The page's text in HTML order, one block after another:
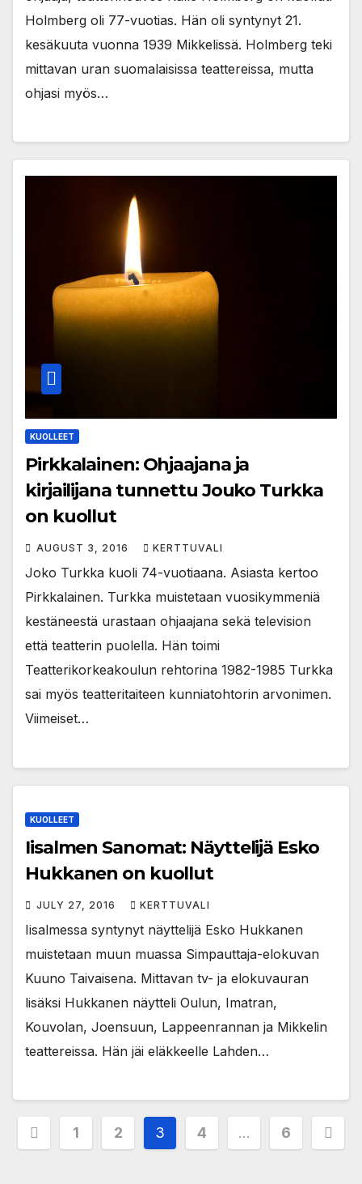
Holmberg oli 77-vuotias. Hän oli syntynyt 21.
kesäkuuta vuonna 1939 Mikkelissä. Holmberg teki
mittavan uran suomalaisissa teattereissa, mutta
ohjasi myös…
KUOLLEET
Pirkkalainen: Ohjaajana ja
kirjailijana tunnettu Jouko Turkka
on kuollut
AUGUST 3, 2016 KERTTUVALI
Joko Turkka kuoli 74-vuotiaana. Asiasta kertoo
Pirkkalainen. Turkka muistetaan vuosikymmeniä
kestäneestä urastaan ohjaajana sekä television
että teatterin puolella. Hän toimi
Teatterikorkeakoulun rehtorina 1982-1985 Turkka
sai myös teatteritaiteen kunniatohtorin arvonimen.
Viimeiset…
KUOLLEET
Iisalmen Sanomat: Näyttelijä Esko
Hukkanen on kuollut
JULY 27, 2016 KERTTUVALI
Iisalmessa syntynyt näyttelijä Esko Hukkanen
muistetaan muun muassa Simpauttaja-elokuvan
Kuuno Taivaisena. Mittavan tv- ja elokuvauran
lisäksi Hukkanen näytteli Oulun, Imatran,
Kouvolan, Joensuun, Lappeenrannan ja Mikkelin
teattereissa. Hän jäi eläkkeelle Lahden…
Posts
1 2 3 4 … 6